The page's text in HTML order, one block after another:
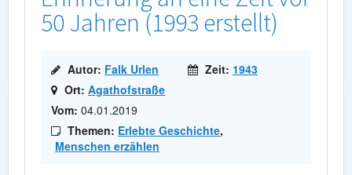
50 Jahren (1993 erstellt)
Autor: Falk Urlen Zeit: 1943
Ort: Agathofstraße
Vom: 04.01.2019
Themen: Erlebte Geschichte,
Menschen erzählen